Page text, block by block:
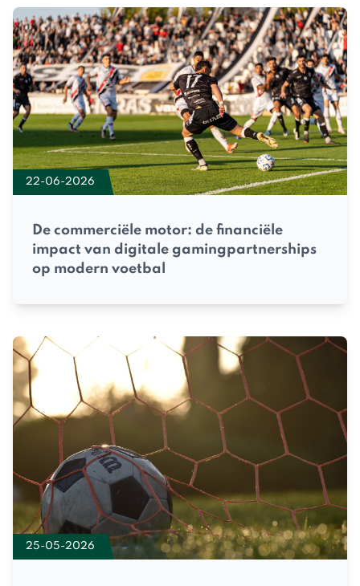
22-06-2026
De commerciële motor: de financiële
impact van digitale gamingpartnerships
op modern voetbal
25-05-2026